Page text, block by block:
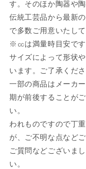
|
和
食
飲
食
店
蕎
麦
旅
館
ホ
テ
]
|
和
食
飲
食
店
蕎
麦
旅
館
ホ
テ
す。そのほか陶器や
伝統工芸品から最新
で多数ご用意いたして
※㏄は満量時目安です
サイズによって形状
います。ご了承くださ
一部の商品はメーカ
期が前後することが
い。
われものですので丁
が、ご不明な点など
ご質問などございま
い。